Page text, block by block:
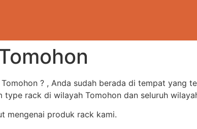
? , Anda sudah berada di tempat
rack di wilayah Tomohon dan seluruh
mengenai produk rack kami.